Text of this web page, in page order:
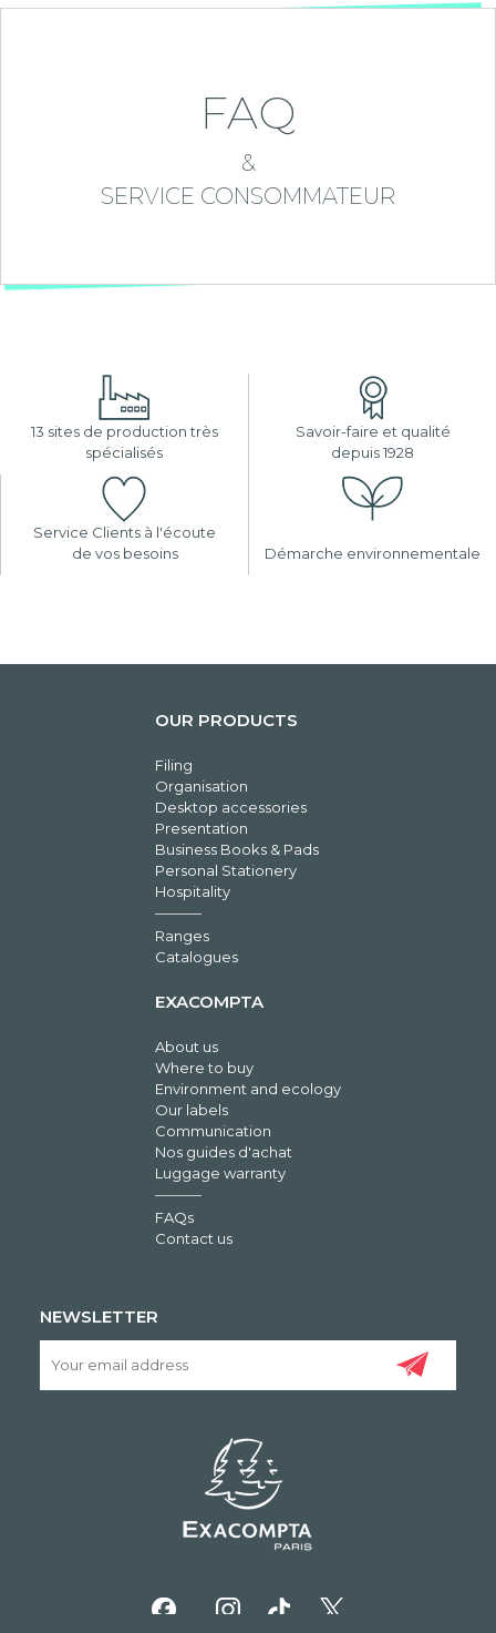
FAQ
&
SERVICE CONSOMMATEUR
13 sites de production très
spécialisés
Savoir-faire et qualité
depuis 1928
Service Clients à l'écoute
de vos besoins
Démarche environnementale
OUR PRODUCTS
Filing
Organisation
Desktop accessories
Presentation
Business Books & Pads
Personal Stationery
Hospitality
Ranges
Catalogues
EXACOMPTA
About us
Where to buy
Environment and ecology
Our labels
Communication
Nos guides d'achat
Luggage warranty
FAQs
Contact us
NEWSLETTER